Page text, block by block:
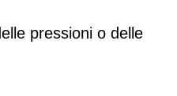
pressioni o delle